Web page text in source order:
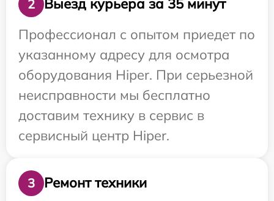
2
Выезд курьера за 35 минут
Профессионал с опытом приедет по
указанному адресу для осмотра
оборудования Hiper. При серьезной
неисправности мы бесплатно
доставим технику в сервис в
сервисный центр Hiper.
3 Ремонт техники